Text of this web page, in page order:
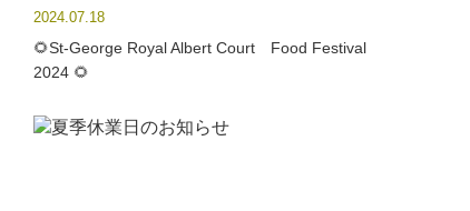
2024.07.18
🌻St-George Royal Albert Court Food Festival
2024 🌻